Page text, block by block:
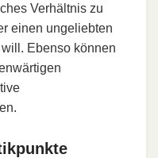
Verhältnis zu
einen ungeliebten
Ebenso können